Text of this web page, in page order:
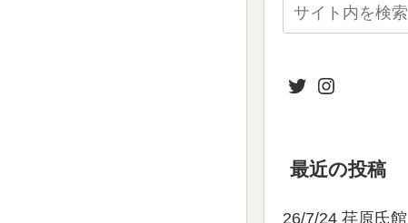
Twitter
最近の投稿
26/7/24 荏原氏館